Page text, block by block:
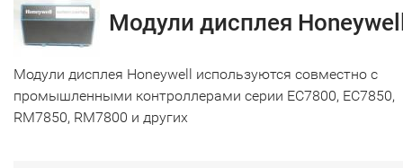
Модули дисплея
Модули дисплея Honeywell используются совместно с
промышленными контроллерами серии EC7800, EC7850,
RM7850, RM7800 и других